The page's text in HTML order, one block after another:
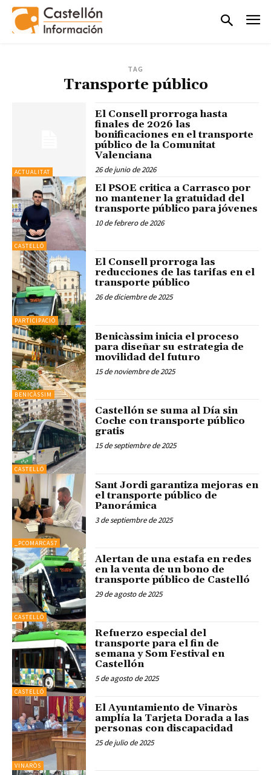
TAG
Transporte público
ACTUALITAT
El Consell prorroga hasta
finales de 2026 las
bonificaciones en el transporte
público de la Comunitat
Valenciana
26 de junio de 2026
CASTELLÓ
El PSOE critica a Carrasco por
no mantener la gratuidad del
transporte público para jóvenes
10 de febrero de 2026
PARTICIPACIÓ
El Consell prorroga las
reducciones de las tarifas en el
transporte público
26 de diciembre de 2025
BENICÀSSIM
Benicàssim inicia el proceso
para diseñar su estrategia de
movilidad del futuro
15 de noviembre de 2025
CASTELLÓ
Castellón se suma al Día sin
Coche con transporte público
gratis
15 de septiembre de 2025
_PCOMARCAS7
Sant Jordi garantiza mejoras en
el transporte público de
Panorámica
3 de septiembre de 2025
CASTELLÓ
Alertan de una estafa en redes
en la venta de un bono de
transporte público de Castelló
29 de agosto de 2025
CASTELLÓ
Refuerzo especial del
transporte para el fin de
semana y Som Festival en
Castellón
5 de agosto de 2025
VINARÒS
El Ayuntamiento de Vinaròs
amplía la Tarjeta Dorada a las
personas con discapacidad
25 de julio de 2025